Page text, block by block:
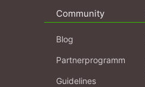
Community
Blog
Partnerprogramm
Guidelines